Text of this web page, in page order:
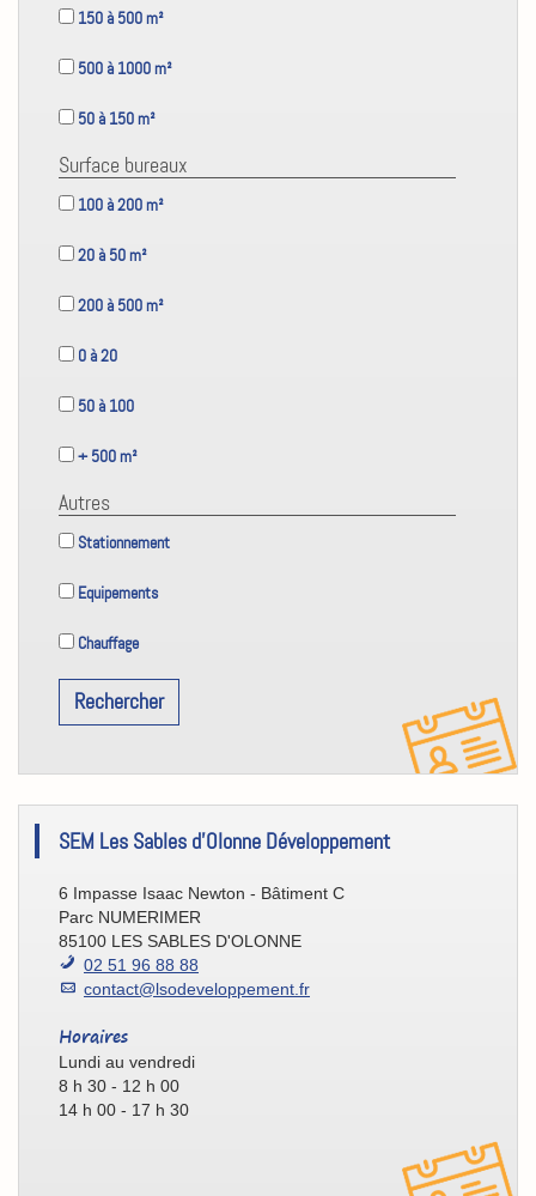
150 à 500 m²
500 à 1000 m²
50 à 150 m²
Surface bureaux
100 à 200 m²
20 à 50 m²
200 à 500 m²
0 à 20
50 à 100
+ 500 m²
Autres
Stationnement
Equipements
Chauffage
Rechercher
[Eco/Atout]
SEM Les Sables d'Olonne Développement
6 Impasse Isaac Newton - Bâtiment C
Parc NUMERIMER
85100 LES SABLES D'OLONNE
02 51 96 88 88
contact@lsodeveloppement.fr
Horaires
Lundi au vendredi
8 h 30 - 12 h 00
14 h 00 - 17 h 30